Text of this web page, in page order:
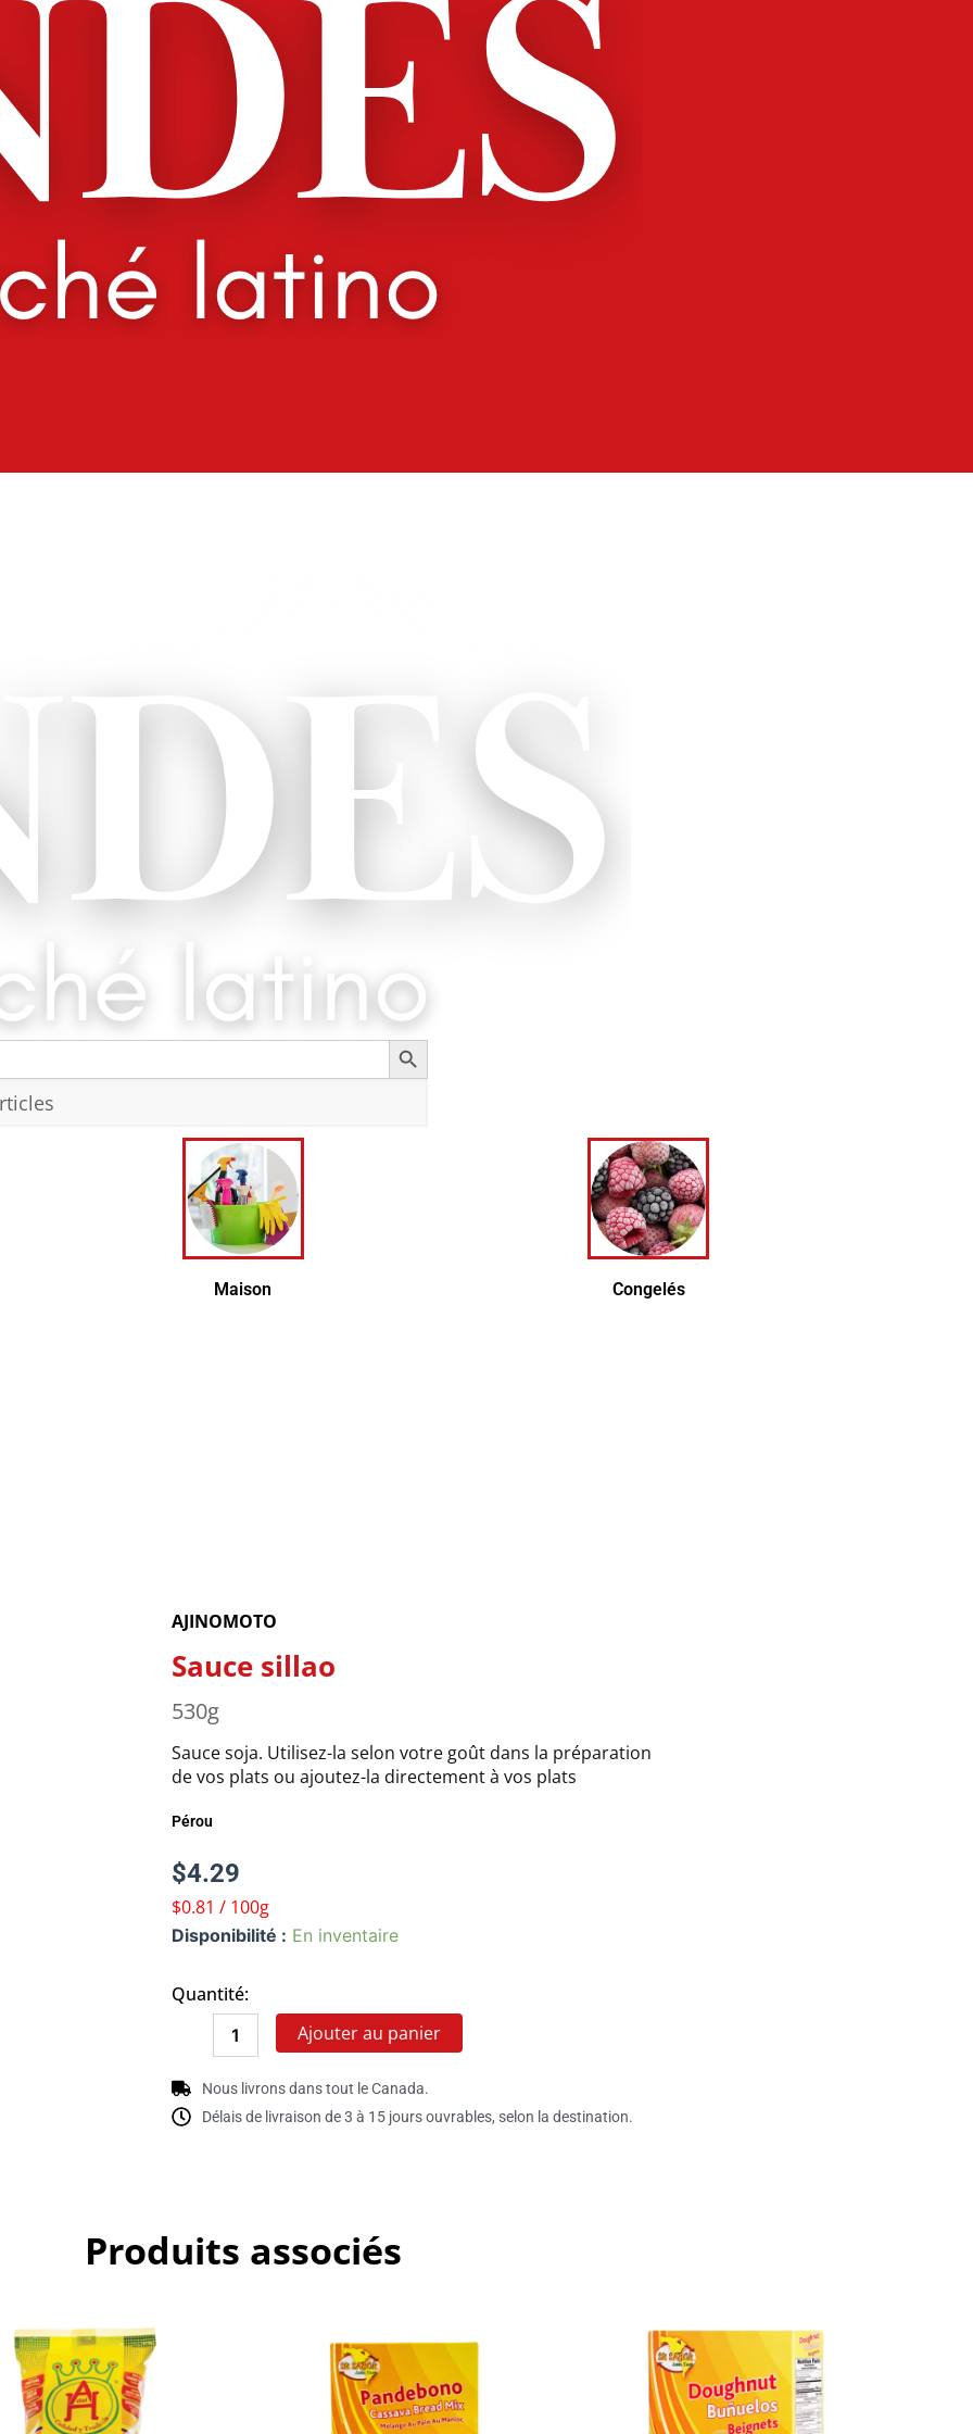
Search Button
Maison Congelés
AJINOMOTO
Sauce sillao
530g
Sauce soja. Utilisez-la selon votre goût dans la préparation
de vos plats ou ajoutez-la directement à vos plats
Pérou
$4.29
$0.81 / 100g
Disponibilité : En inventaire
Quantité:
quantité
sillao
Ajouter au panier
Nous livrons dans tout le Canada.
Délais de livraison de 3 à 15 jours ouvrables, selon la destination.
Produits associés